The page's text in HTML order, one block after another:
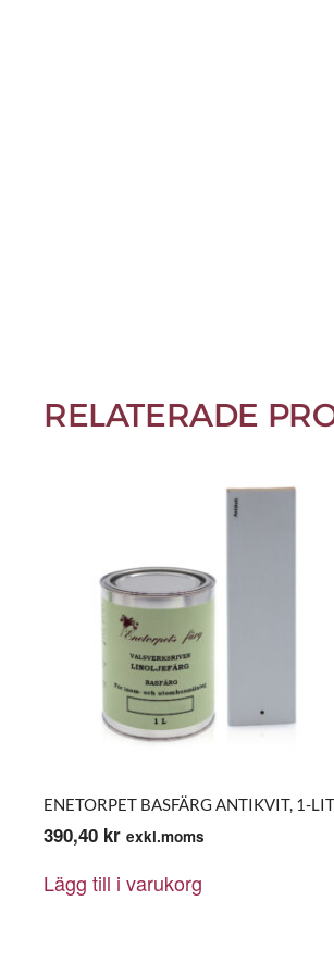
RELATERADE
ENETORPET BASFÄRG ANTIKVIT, 1-LIT
390,40 kr exkl.moms
Lägg till i varukorg